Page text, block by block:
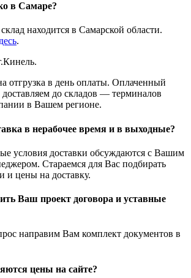
в Самаре?
находится в Самарской области.
.
отгрузка в день оплаты. Оплаченный
до складов — терминалов
в Вашем регионе.
в нерабочее время и в выходные?
условия доставки обсуждаются с Вашим
Стараемся для Вас подбирать
и цены на доставку.
Ваш проект договора и уставные
направим Вам комплект документов в
цены на сайте?